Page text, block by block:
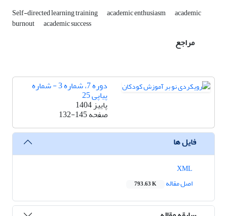
Self-directed learning training academic enthusiasm academic
burnout academic success
مراجع
دوره 7، شماره 3 - شماره
پیاپی 25
پاییز 1404
صفحه132-145
فایل ها
اصل مقاله
793.63 K